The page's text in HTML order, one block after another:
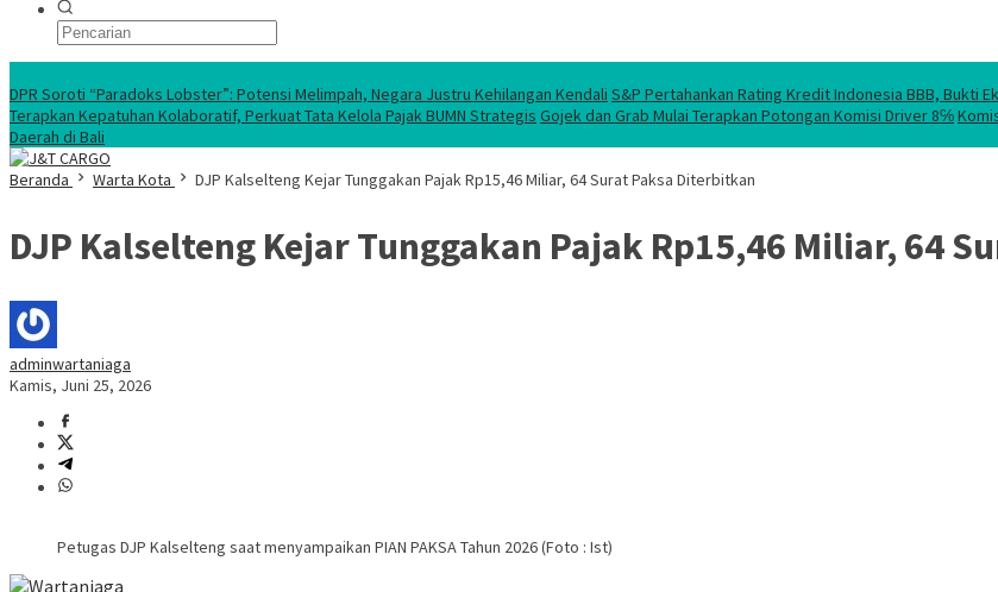
DPR Soroti “Paradoks Lobster”: Potensi Melimpah, Negara Justru Kehilangan Kendali S&P Pertahankan Rating Kredit Indonesia BBB, Bukti
Terapkan Kepatuhan Kolaboratif, Perkuat Tata Kelola Pajak BUMN Strategis Gojek dan Grab Mulai Terapkan Potongan Komisi Driver 8℅
Daerah di Bali
Beranda
Warta Kota DJP Kalselteng Kejar Tunggakan Pajak Rp15,46 Miliar, 64 Surat Paksa Diterbitkan
DJP Kalselteng Kejar Tunggakan Pajak Rp15,46 Miliar, 64
adminwartaniaga
Kamis, Juni 25, 2026
Petugas DJP Kalselteng saat menyampaikan PIAN PAKSA Tahun 2026 (Foto : Ist)